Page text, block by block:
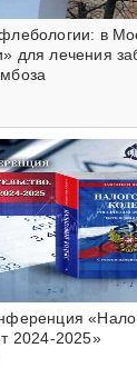
в
для лечения
2024-2025»